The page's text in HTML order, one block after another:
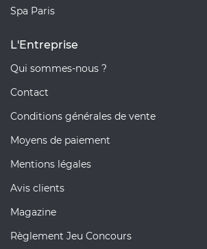
Spa Paris
L'Entreprise
Qui sommes-nous ?
Contact
Conditions générales de vente
Moyens de paiement
Mentions légales
Avis clients
Magazine
Règlement Jeu Concours